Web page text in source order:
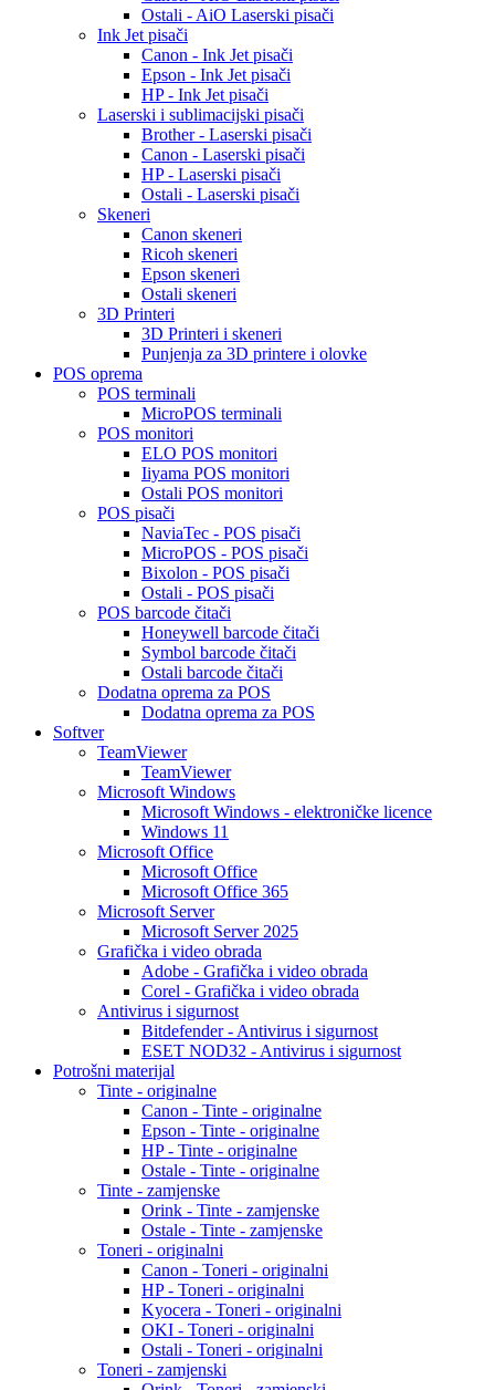
Ostali - AiO Laserski pisači
Ink Jet pisači
Canon - Ink Jet pisači
Epson - Ink Jet pisači
HP - Ink Jet pisači
Laserski i sublimacijski pisači
Brother - Laserski pisači
Canon - Laserski pisači
HP - Laserski pisači
Ostali - Laserski pisači
Skeneri
Canon skeneri
Ricoh skeneri
Epson skeneri
Ostali skeneri
3D Printeri
3D Printeri i skeneri
Punjenja za 3D printere i olovke
POS oprema
POS terminali
MicroPOS terminali
POS monitori
ELO POS monitori
Iiyama POS monitori
Ostali POS monitori
POS pisači
NaviaTec - POS pisači
MicroPOS - POS pisači
Bixolon - POS pisači
Ostali - POS pisači
POS barcode čitači
Honeywell barcode čitači
Symbol barcode čitači
Ostali barcode čitači
Dodatna oprema za POS
Dodatna oprema za POS
Softver
TeamViewer
TeamViewer
Microsoft Windows
Microsoft Windows - elektroničke licence
Windows 11
Microsoft Office
Microsoft Office
Microsoft Office 365
Microsoft Server
Microsoft Server 2025
Grafička i video obrada
Adobe - Grafička i video obrada
Corel - Grafička i video obrada
Antivirus i sigurnost
Bitdefender - Antivirus i sigurnost
ESET NOD32 - Antivirus i sigurnost
Potrošni materijal
Tinte - originalne
Canon - Tinte - originalne
Epson - Tinte - originalne
HP - Tinte - originalne
Ostale - Tinte - originalne
Tinte - zamjenske
Orink - Tinte - zamjenske
Ostale - Tinte - zamjenske
Toneri - originalni
Canon - Toneri - originalni
HP - Toneri - originalni
Kyocera - Toneri - originalni
OKI - Toneri - originalni
Ostali - Toneri - originalni
Toneri - zamjenski